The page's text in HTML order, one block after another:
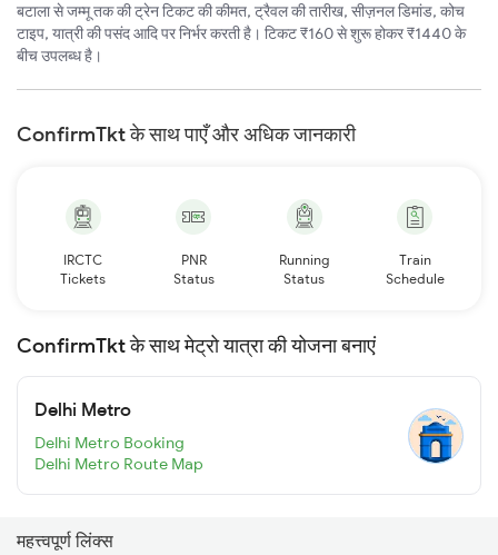
बटाला से जम्मू तक की ट्रेन टिकट की कीमत, ट्रैवल की तारीख, सीज़नल डिमांड, कोच
टाइप, यात्री की पसंद आदि पर निर्भर करती है। टिकट ₹160 से शुरू होकर ₹1440 के
बीच उपलब्ध है।
ConfirmTkt के साथ पाएँ और अधिक जानकारी
IRCTC
Tickets
PNR
Status
Running
Status
Train
Schedule
ConfirmTkt के साथ मेट्रो यात्रा की योजना बनाएं
Delhi Metro
Delhi Metro Booking
Delhi Metro Route Map
महत्त्वपूर्ण लिंक्स